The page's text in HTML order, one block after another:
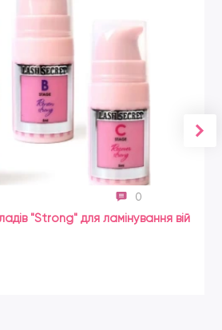
0
"Strong" для ламінування вій